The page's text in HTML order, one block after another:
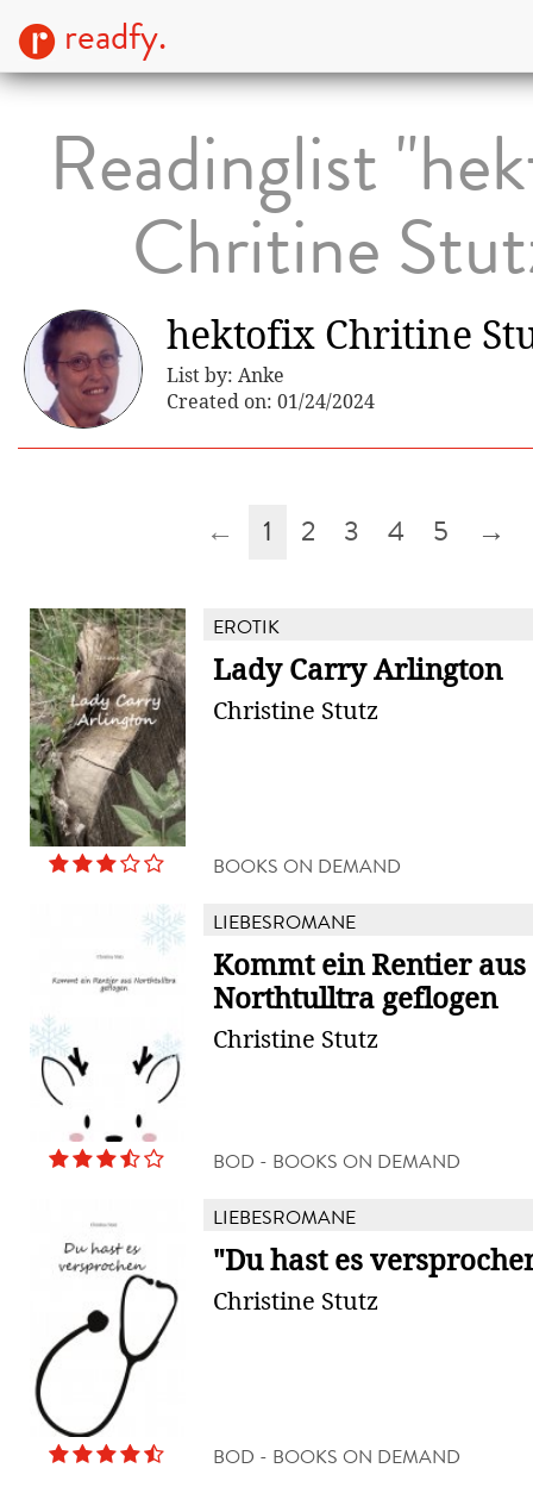
readfy.
Readinglist
Chritine
hektofix Chritine
List by: Anke
Created on: 01/24/2024
← 1 2 3 4 5 →
EROTIK
Lady Carry Arlington
Christine Stutz
BOOKS ON DEMAND
LIEBESROMANE
Kommt ein Rentier aus
Northtulltra geflogen
Christine Stutz
BOD - BOOKS ON DEMAND
LIEBESROMANE
"Du hast es
Christine Stutz
BOD - BOOKS ON DEMAND